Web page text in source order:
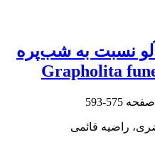
نسبت به شب‌پره
575-593
راضیه قائمی